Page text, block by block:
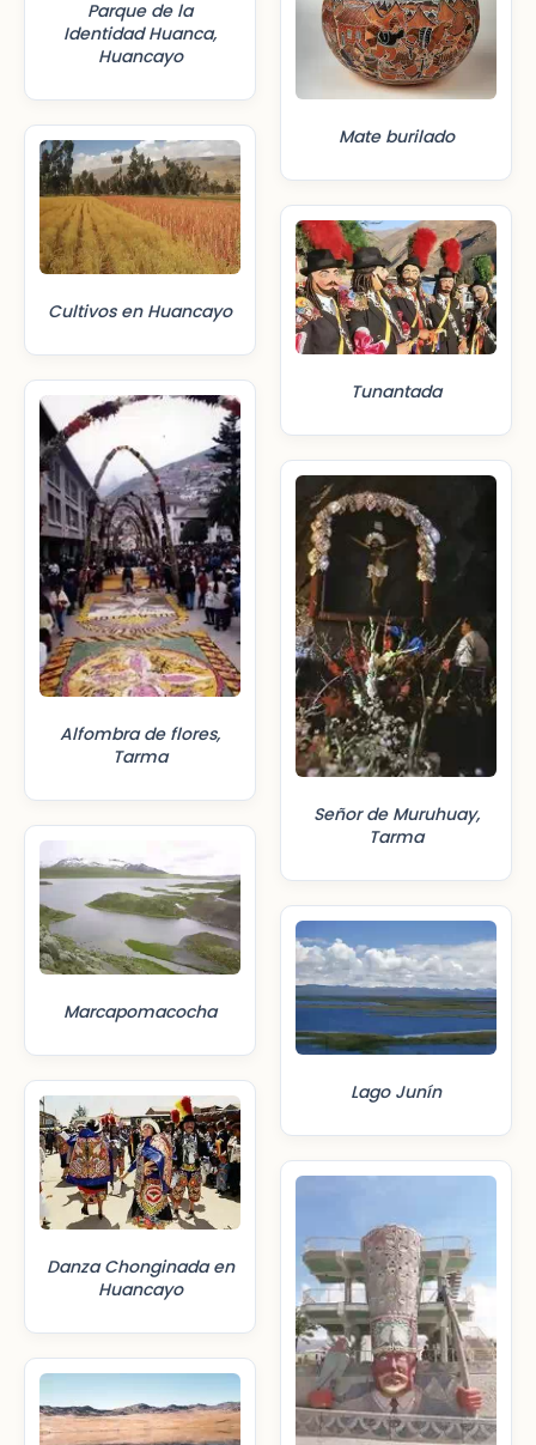
Parque de la
Identidad Huanca,
Huancayo
Cultivos en Huancayo
Alfombra de flores,
Tarma
Marcapomacocha
Danza Chonginada en
Huancayo
Mate burilado
Tunantada
Señor de Muruhuay,
Tarma
Lago Junín